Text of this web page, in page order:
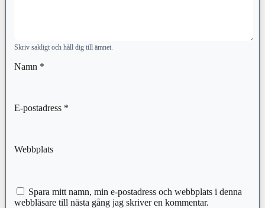
Skriv sakligt och håll dig till ämnet.
Namn *
E-postadress *
Webbplats
Spara mitt namn, min e-postadress och webbplats i denna
webbläsare till nästa gång jag skriver en kommentar.